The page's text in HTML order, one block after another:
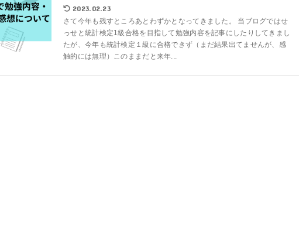
2023.02.23
さて今年も残すところあとわずかとなってきました。 当ブログではせ
っせと統計検定1級合格を目指して勉強内容を記事にしたりしてきまし
たが、今年も統計検定１級に合格できず（まだ結果出てませんが、感
触的には無理）このままだと来年...